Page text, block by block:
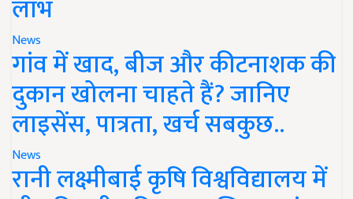
लाभ
News
गांव में खाद, बीज और कीटनाशक की
दुकान खोलना चाहते हैं? जानिए
लाइसेंस, पात्रता, खर्च सबकुछ..
News
रानी लक्ष्मीबाई कृषि विश्वविद्यालय में